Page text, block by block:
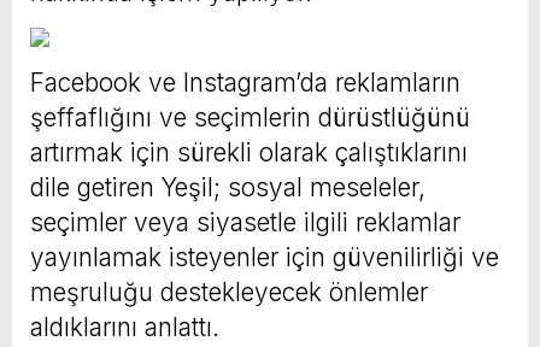
Facebook ve Instagram’da reklamların
şeffaflığını ve seçimlerin dürüstlüğünü
artırmak için sürekli olarak çalıştıklarını
dile getiren Yeşil; sosyal meseleler,
seçimler veya siyasetle ilgili reklamlar
yayınlamak isteyenler için güvenilirliği ve
meşruluğu destekleyecek önlemler
aldıklarını anlattı.